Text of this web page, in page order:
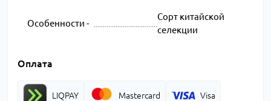
Особенности -
Сорт китайской
селекции
Оплата
LIQPAY Mastercard Visa